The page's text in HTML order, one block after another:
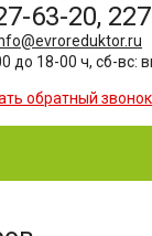
63-20,
до 18-00 ч, сб-вс:
обратный звонок